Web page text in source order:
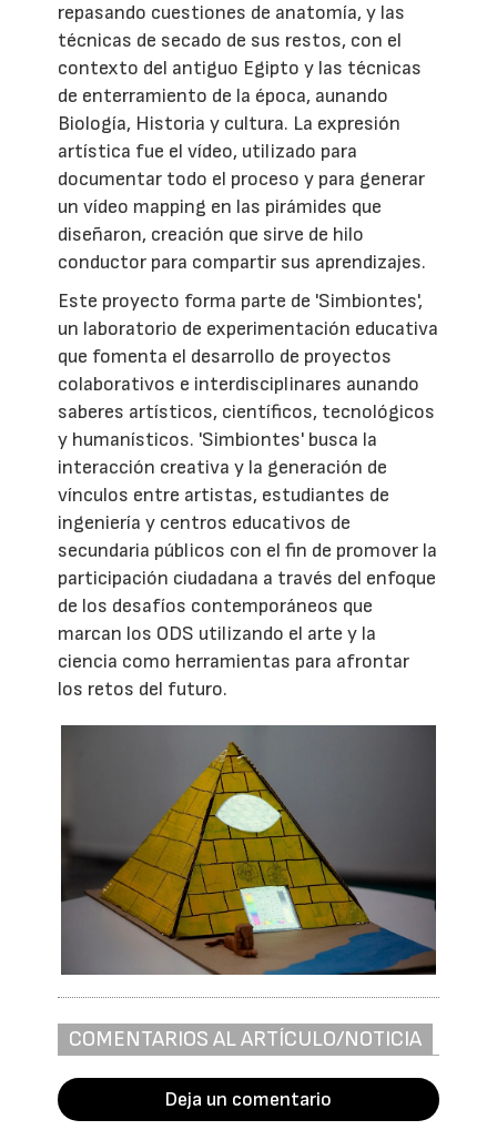
repasando cuestiones de anatomía, y las
técnicas de secado de sus restos, con el
contexto del antiguo Egipto y las técnicas
de enterramiento de la época, aunando
Biología, Historia y cultura. La expresión
artística fue el vídeo, utilizado para
documentar todo el proceso y para generar
un vídeo mapping en las pirámides que
diseñaron, creación que sirve de hilo
conductor para compartir sus aprendizajes.
Este proyecto forma parte de 'Simbiontes',
un laboratorio de experimentación educativa
que fomenta el desarrollo de proyectos
colaborativos e interdisciplinares aunando
saberes artísticos, científicos, tecnológicos
y humanísticos. 'Simbiontes' busca la
interacción creativa y la generación de
vínculos entre artistas, estudiantes de
ingeniería y centros educativos de
secundaria públicos con el fin de promover la
participación ciudadana a través del enfoque
de los desafíos contemporáneos que
marcan los ODS utilizando el arte y la
ciencia como herramientas para afrontar
los retos del futuro.
COMENTARIOS AL ARTÍCULO/NOTICIA
Deja un comentario